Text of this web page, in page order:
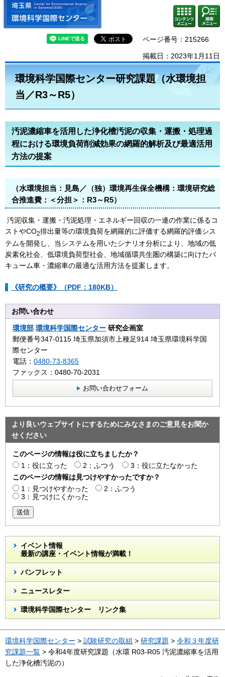
埼玉県 環境科学国際センター
コンテ
ンツメ
ニュー
検索・
共通メ
ニュー
ページ番号：215266
掲載日：2023年1月11日
環境科学国際センター研究課題（水環境担
当／R3～R5）
汚泥濃縮車を活用した浄化槽汚泥の収集・運搬・処理過
程における環境負荷削減効果の網羅的解析及び最適活用
方法の提案
（水環境担当：見島／（独）環境再生保全機構：環境研究総
合推進費：＜分担＞：R3～R5）
汚泥収集・運搬・汚泥処理・エネルギー回収の一連の作業に係るコ
ストやCO2排出量等の環境負荷を網羅的に評価する網羅的評価シス
テムを開発し、当システムを用いたシナリオ分析により、地域の低
炭素化社会、低環境負荷型社会、地域循環共生圏の構築に向けたバ
キューム車・濃縮車の最適な活用方法を提案します。
《研究の概要》（PDF：180KB）
お問い合わせ
環境部 環境科学国際センター 研究企画室
郵便番号347-0115 埼玉県加須市上種足914 埼玉県環境科学国
際センター
電話： 0480-73-8365
ファックス：0480-70-2031
お問い合わせフォーム
より良いウェブサイトにするためにみなさまのご意見をお聞か
せください
このページの情報は役に立ちましたか？
1：役に立った
2：ふつう
3：役に立たなかった
このページの情報は見つけやすかったですか？
1：見つけやすかった
2：ふつう
3：見つけにくかった
送信
イベント情報
最新の講座・イベント情報が満載！
パンフレット
ニュースレター
環境科学国際センター リンク集
環境科学国際センター > 試験研究の取組 > 研究課題 > 令和３年度研
究課題一覧 > 令和4年度研究課題（水環 R03-R05 汚泥濃縮車を活用
した浄化槽汚泥の）